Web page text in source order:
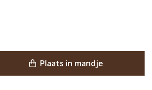
Plaats in mandje